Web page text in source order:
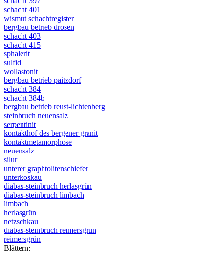
schacht 401
wismut schachtregister
bergbau betrieb drosen
schacht 403
schacht 415
sphalerit
sulfid
wollastonit
bergbau betrieb paitzdorf
schacht 384
schacht 384b
bergbau betrieb reust-lichtenberg
steinbruch neuensalz
serpentinit
kontakthof des bergener granit
kontaktmetamorphose
neuensalz
silur
unterer graphtolitenschiefer
unterkoskau
diabas-steinbruch herlasgrün
diabas-steinbruch limbach
limbach
herlasgrün
netzschkau
diabas-steinbruch reimersgrün
reimersgrün
Blättern: